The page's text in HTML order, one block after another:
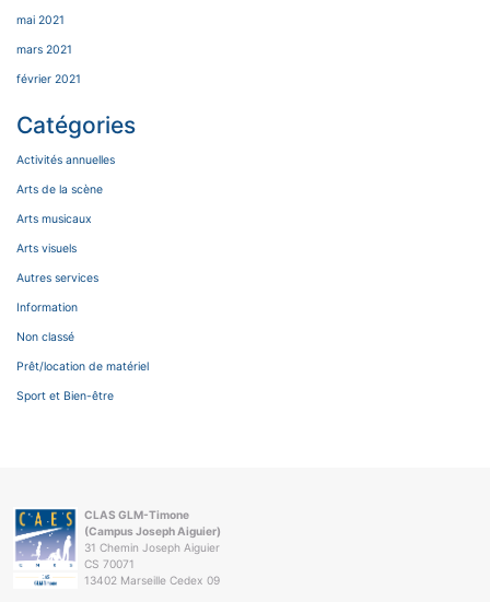
mai 2021
mars 2021
février 2021
Catégories
Activités annuelles
Arts de la scène
Arts musicaux
Arts visuels
Autres services
Information
Non classé
Prêt/location de matériel
Sport et Bien-être
CLAS GLM-Timone
(Campus Joseph Aiguier)
31 Chemin Joseph Aiguier
CS 70071
13402 Marseille Cedex 09